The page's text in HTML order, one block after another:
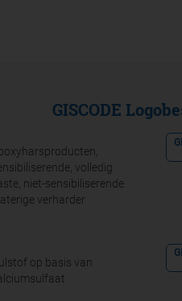
GISCODE
volledig
niet-sensibiliserende
verharder
op basis van